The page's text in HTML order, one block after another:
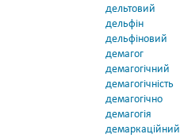
дельтовий
дельфін
дельфіновий
демагог
демагогічний
демагогічність
демагогічно
демагогія
демаркаційний